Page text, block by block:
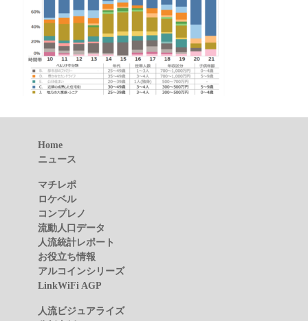
Home
ニュース
マチレポ
ロケベル
コンプレノ
流動人口データ
人流統計レポート
お役立ち情報
アルコインシリーズ
LinkWiFi AGP
人流ビジュアライズ